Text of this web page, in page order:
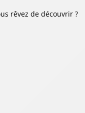
rêvez de découvrir ?